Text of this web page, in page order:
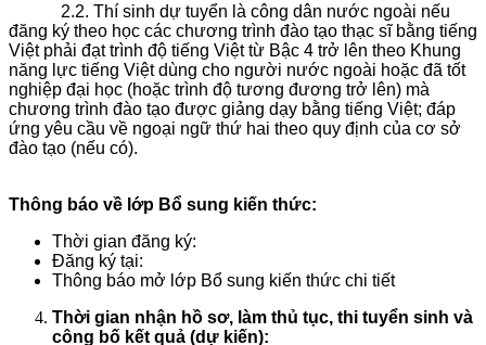
2.2. Thí sinh dự tuyển là công dân nước ngoài nếu
đăng ký theo học các chương trình đào tạo thạc sĩ bằng tiếng
Việt phải đạt trình độ tiếng Việt từ Bậc 4 trở lên theo Khung
năng lực tiếng Việt dùng cho người nước ngoài hoặc đã tốt
nghiệp đại học (hoặc trình độ tương đương trở lên) mà
chương trình đào tạo được giảng dạy bằng tiếng Việt; đáp
ứng yêu cầu về ngoại ngữ thứ hai theo quy định của cơ sở
đào tạo (nếu có).
Thông báo về lớp Bổ sung kiến thức:
Thời gian đăng ký:
Đăng ký tại:
Thông báo mở lớp Bổ sung kiến thức chi tiết
Thời gian nhận hồ sơ, làm thủ tục, thi tuyển sinh và
công bố kết quả (dự kiến):